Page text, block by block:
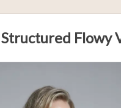
Flowy